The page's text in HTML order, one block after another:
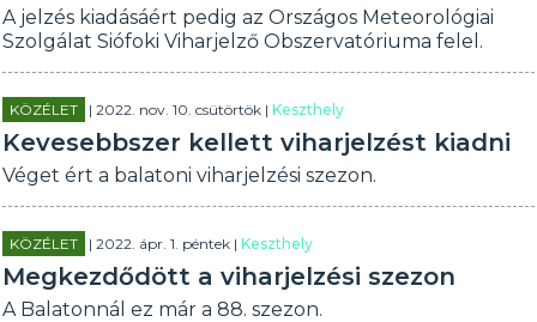
A jelzés kiadásáért pedig az Országos Meteorológiai
Szolgálat Siófoki Viharjelző Obszervatóriuma felel.
KÖZÉLET | 2022. nov. 10. csütörtök |Keszthely
Kevesebbszer kellett viharjelzést kiadni
Véget ért a balatoni viharjelzési szezon.
KÖZÉLET | 2022. ápr. 1. péntek |Keszthely
Megkezdődött a viharjelzési szezon
A Balatonnál ez már a 88. szezon.